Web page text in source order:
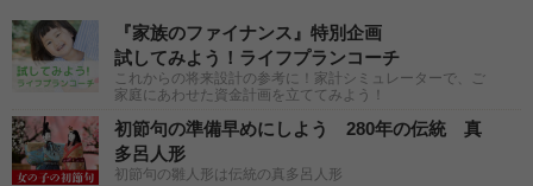
『家族のファイナンス』特別企画
試してみよう！ライフプランコーチ
これからの将来設計の参考に！家計シミュレーターで、ご
家庭にあわせた資金計画を立ててみよう！
初節句の準備早めにしよう 280年の伝統 真
多呂人形
初節句の雛人形は伝統の真多呂人形